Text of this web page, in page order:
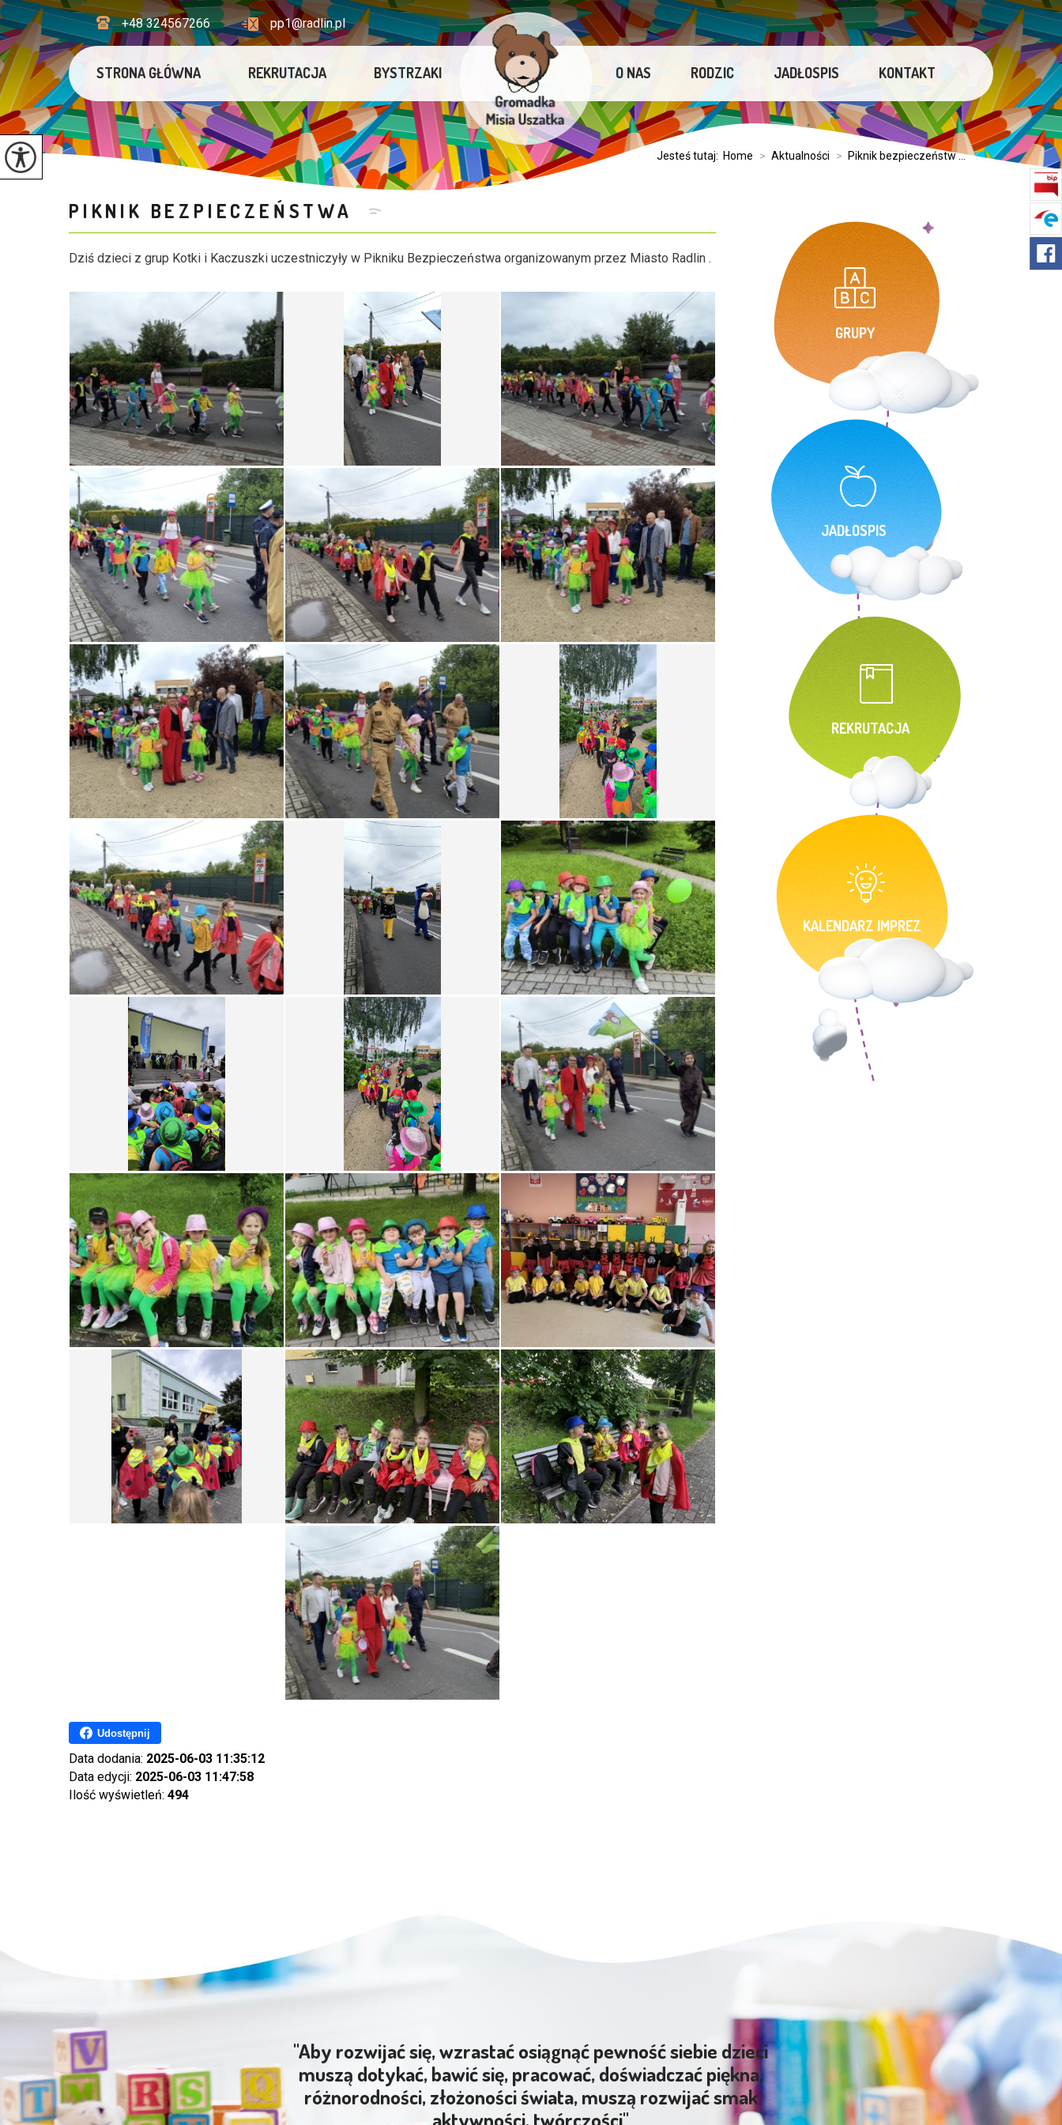
pp1@radlin.pl
+48 324567266
STRONA GŁÓWNA REKRUTACJA BYSTRZAKI O NAS RODZIC JADŁOSPIS KONTAKT
Jesteś tutaj: Home > Aktualności > Piknik bezpieczeństw ...
PIKNIK BEZPIECZEŃSTWA
Dziś dzieci z grup Kotki i Kaczuszki uczestniczyły w Pikniku Bezpieczeństwa organizowanym przez Miasto Radlin .
Udostępnij
Data dodania: 2025-06-03 11:35:12
Data edycji: 2025-06-03 11:47:58
Ilość wyświetleń: 494
GRUPY
JADŁOSPIS
REKRUTACJA
KALENDARZ IMPREZ
"Aby rozwijać się, wzrastać osiągnąć pewność siebie dzieci
muszą dotykać, bawić się, pracować, doświadczać piękna,
różnorodności, złożoności świata, muszą rozwijać smak
aktywności, twórczości"